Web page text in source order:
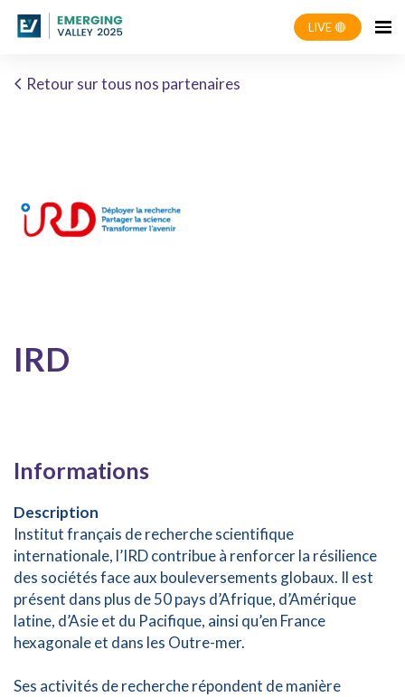
LIVE 🔴
Retour sur tous nos partenaires
IRD
Informations
Description
Institut français de recherche scientifique
internationale, l’IRD contribue à renforcer la résilience
des sociétés face aux bouleversements globaux. Il est
présent dans plus de 50 pays d’Afrique, d’Amérique
latine, d’Asie et du Pacifique, ainsi qu’en France
hexagonale et dans les Outre-mer.
Ses activités de recherche répondent de manière